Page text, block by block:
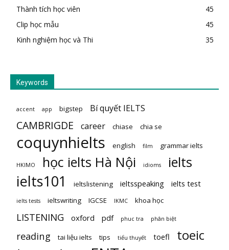
Thành tích học viên
45
Clip học mẫu
45
Kinh nghiệm học và Thi
35
Keywords
accent app bigstep Bí quyết IELTS
CAMBRIGDE career chiase chia se
coquynhielts english film grammar ielts
HKIMO học ielts Hà Nội idioms ielts
ielts101 ieltslistening ieltsspeaking ielts test
ielts tests ieltswriting IGCSE IKMC khoa học
LISTENING oxford pdf phuc tra phân biệt
reading tai liệu ielts tips tiểu thuyết toefl toeic